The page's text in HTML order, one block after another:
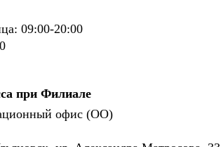
09:00-20:00
при Филиале
офис (ОО)